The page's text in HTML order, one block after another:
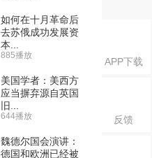
APP下载
反馈
如何在十月革命后
去苏俄成功发展资
本...
885播放
美国学者：美西方
应当摒弃源自英国
旧...
644播放
魏德尔国会演讲：
德国和欧洲已经被